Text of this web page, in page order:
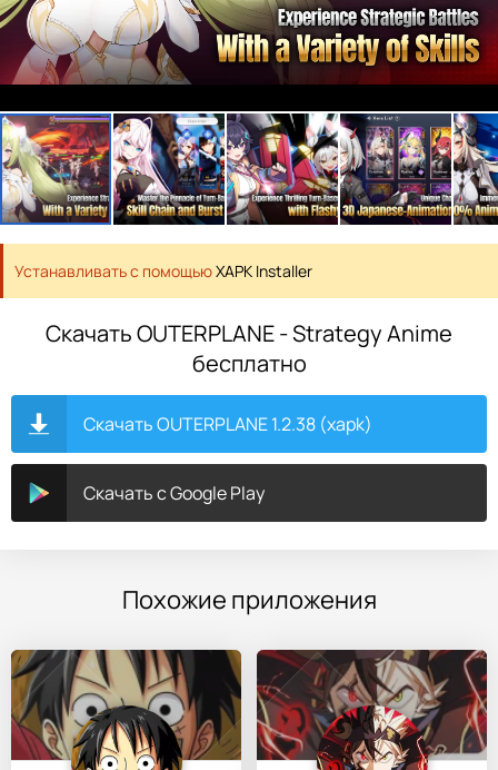
Устанавливать с помощьюXAPK Installer
Скачать OUTERPLANE - Strategy Anime
бесплатно
Скачать OUTERPLANE 1.2.38 (xapk)
Скачать с Google Play
Похожие приложения